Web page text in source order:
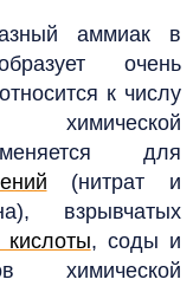
аммиак в
очень
к числу
для
(нитрат и
взрывчатых
кислоты, соды и
химической